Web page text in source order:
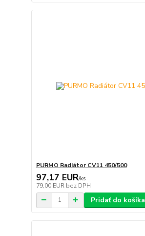
PURMO Radiátor CV11 450/500
97,17 EUR/ks
79,00 EUR bez DPH
Pridať do košíka